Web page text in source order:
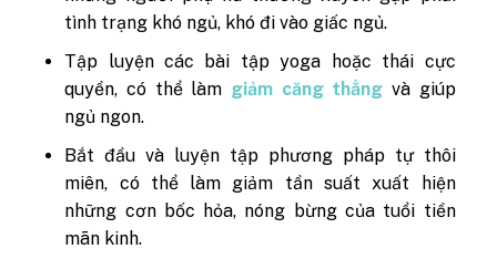
tình trạng khó ngủ, khó đi vào giấc ngủ.
Tập luyện các bài tập yoga hoặc thái cực
quyền, có thể làm giảm căng thẳng và giúp
ngủ ngon.
Bắt đầu và luyện tập phương pháp tự thôi
miên, có thể làm giảm tần suất xuất hiện
những cơn bốc hỏa, nóng bừng của tuổi tiền
mãn kinh.